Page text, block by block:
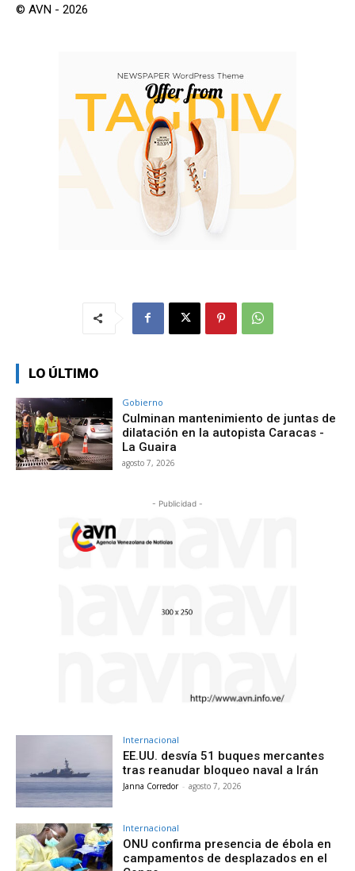
© AVN - 2026
LO ÚLTIMO
Gobierno
Culminan mantenimiento de juntas de
dilatación en la autopista Caracas -
La Guaira
agosto 7, 2026
- Publicidad -
Internacional
EE.UU. desvía 51 buques mercantes
tras reanudar bloqueo naval a Irán
Janna Corredor - agosto 7, 2026
Internacional
ONU confirma presencia de ébola en
campamentos de desplazados en el